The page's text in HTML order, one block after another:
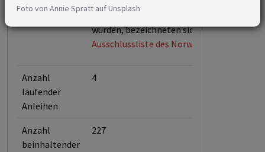
Aktivitätenschwelle angelegt. Alle 17
wurden, bezeichneten sich selbst als
Ausschlussliste des Norwegischen
Anzahl
laufender
Anleihen
4
Anzahl
beinhaltender
227
Foto von Annie Spratt auf Unsplash